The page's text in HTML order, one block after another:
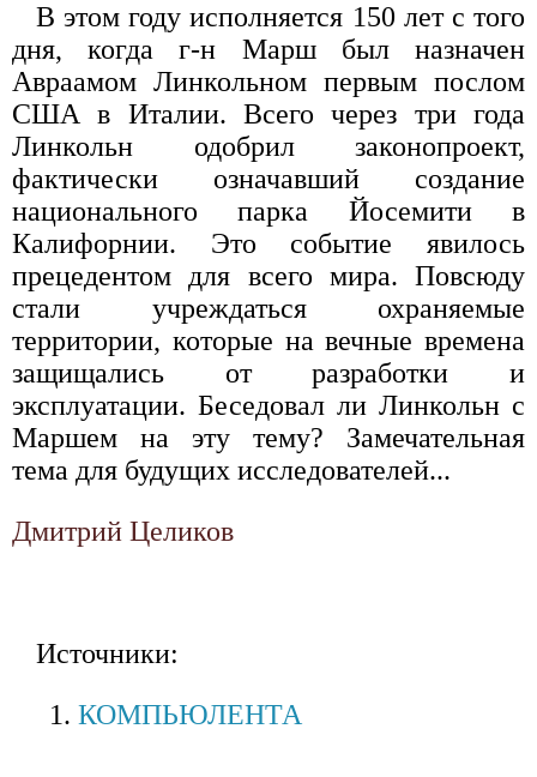
В этом году исполняется 150 лет с того
дня, когда г-н Марш был назначен
Авраамом Линкольном первым послом
США в Италии. Всего через три года
Линкольн одобрил законопроект,
фактически означавший создание
национального парка Йосемити в
Калифорнии. Это событие явилось
прецедентом для всего мира. Повсюду
стали учреждаться охраняемые
территории, которые на вечные времена
защищались от разработки и
эксплуатации. Беседовал ли Линкольн с
Маршем на эту тему? Замечательная
тема для будущих исследователей...
Дмитрий Целиков
Источники:
КОМПЬЮЛЕНТА